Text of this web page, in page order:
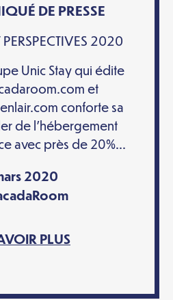
DE PRESSE
2020
Unic Stay qui édite
et
conforte sa
de l’hébergement
avec près de 20%...
2020
PLUS